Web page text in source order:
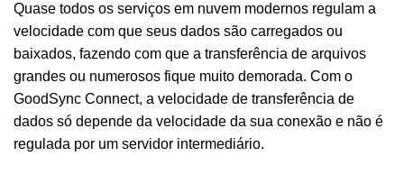
Quase todos os serviços em nuvem modernos regulam a
velocidade com que seus dados são carregados ou
baixados, fazendo com que a transferência de arquivos
grandes ou numerosos fique muito demorada. Com o
GoodSync Connect, a velocidade de transferência de
dados só depende da velocidade da sua conexão e não é
regulada por um servidor intermediário.